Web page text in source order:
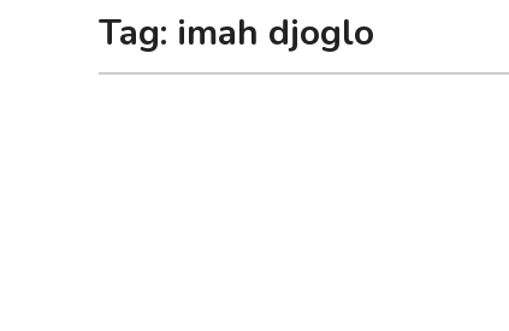
Tag: imah djoglo